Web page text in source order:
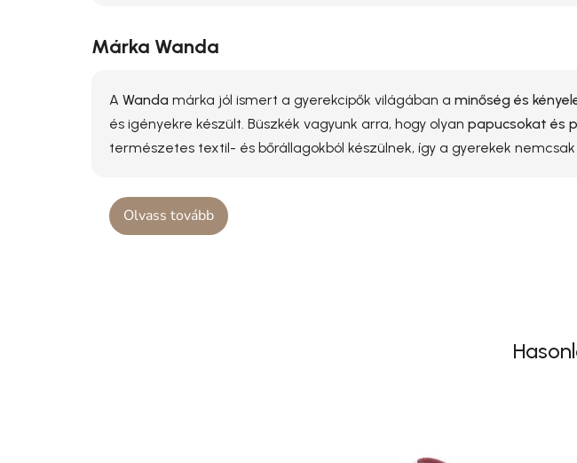
Márka Wanda
A Wanda márka jól ismert a gyerekcipők világában a minőség és
és igényekre készült. Büszkék vagyunk arra, hogy olyan papucsokat és
természetes textil- és bőrállagokból készülnek, így a gyerekek
Olvass tovább